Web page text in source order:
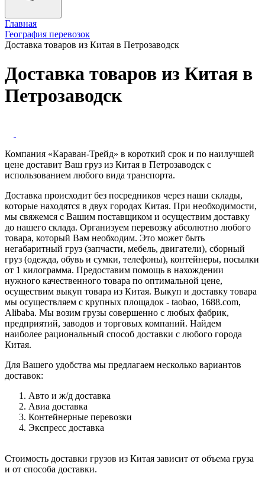
Главная
География перевозок
Доставка товаров из Китая в Петрозаводск
Доставка товаров из Китая в
Петрозаводск
Компания «Караван-Трейд» в короткий срок и по наилучшей
цене доставит Ваш груз из Китая в Петрозаводск с
использованием любого вида транспорта.
Доставка происходит без посредников через наши склады,
которые находятся в двух городах Китая. При необходимости,
мы свяжемся с Вашим поставщиком и осуществим доставку
до нашего склада. Организуем перевозку абсолютно любого
товара, который Вам необходим. Это может быть
негабаритный груз (запчасти, мебель, двигатели), сборный
груз (одежда, обувь и сумки, телефоны), контейнеры, посылки
от 1 килограмма. Предоставим помощь в нахождении
нужного качественного товара по оптимальной цене,
осуществим выкуп товара из Китая. Выкуп и доставку товара
мы осуществляем с крупных площадок - taobao, 1688.com,
Alibaba. Мы возим грузы совершенно с любых фабрик,
предприятий, заводов и торговых компаний. Найдем
наиболее рациональный способ доставки с любого города
Китая.
Для Вашего удобства мы предлагаем несколько вариантов
доставок:
Авто и ж/д доставка
Авиа доставка
Контейнерные перевозки
Экспресс доставка
Стоимость доставки грузов из Китая зависит от объема груза
и от способа доставки.